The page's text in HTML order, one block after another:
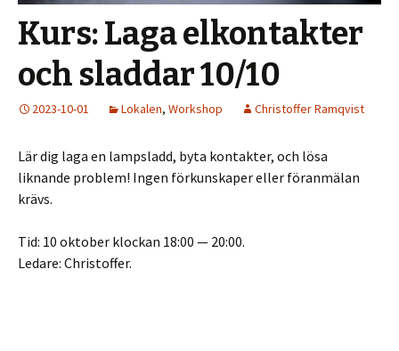
Kurs: Laga elkontakter
och sladdar 10/10
2023-10-01 Lokalen, Workshop Christoffer Ramqvist
Lär dig laga en lampsladd, byta kontakter, och lösa
liknande problem! Ingen förkunskaper eller föranmälan
krävs.
Tid: 10 oktober klockan 18:00 — 20:00.
Ledare: Christoffer.